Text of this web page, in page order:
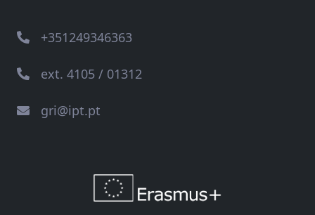
+351249346363
ext. 4105 / 01312
gri@ipt.pt